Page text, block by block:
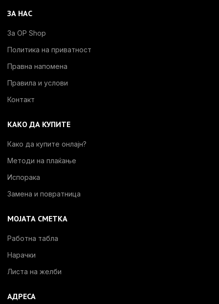
ЗА НАС
За OP Shop
Политика на приватност
Правна напомена
Правила и услови
Контакт
КАКО ДА КУПИТЕ
Како да купите онлајн?
Методи на плаќање
Испорака
Замена и повратница
МОЈАТА СМЕТКА
Работна табла
Нарачки
Листа на желби
АДРЕСА